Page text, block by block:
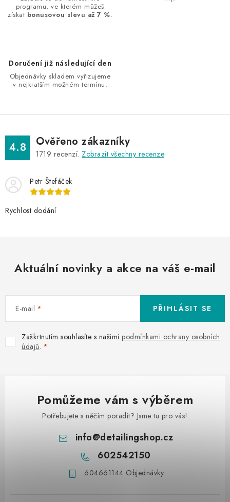
v
s
programu, ve kterém můžeš
získat bonusovou slevu až 7 %.
Doručení již následující den
Objednávky skladem vyřizujeme
v nejkratším možném termínu.
4.8 Ověřeno zákazníky
1719 recenzí. Zobrazit všechny recenze
Petr Štefáček
Rychlost dodání
Aktuální novinky a akce na váš e-mail
E-mail
Zaškrtnutím souhlasíte s našimi podmínkami ochrany osobních
údajů.
PŘIHLÁSIT SE
Pomůžeme vám s výběrem
Potřebujete s něčím poradit? Jsme tu pro vás!
info@detailingshop.cz
602542150
604661144 Objednávky